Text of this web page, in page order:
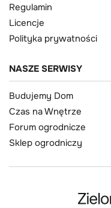
Regulamin
Licencje
Polityka prywatności
NASZE SERWISY
Budujemy Dom
Czas na Wnętrze
Forum ogrodnicze
Sklep ogrodniczy